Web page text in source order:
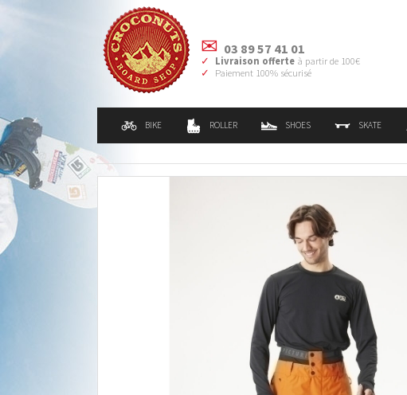
03 89 57 41 01
Livraison offerte à partir de 100€
Paiement 100% sécurisé
BIKE ROLLER SHOES SKATE